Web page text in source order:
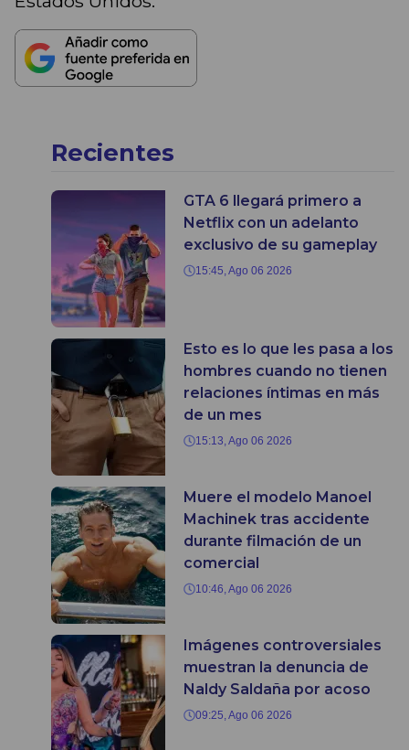
Recientes
GTA 6 llegará primero a
Netflix con un adelanto
exclusivo de su gameplay
15:45, Ago 06 2026
Esto es lo que les pasa a los
hombres cuando no tienen
relaciones íntimas en más
de un mes
15:13, Ago 06 2026
Muere el modelo Manoel
Machinek tras accidente
durante filmación de un
comercial
10:46, Ago 06 2026
Imágenes controversiales
muestran la denuncia de
Naldy Saldaña por acoso
09:25, Ago 06 2026